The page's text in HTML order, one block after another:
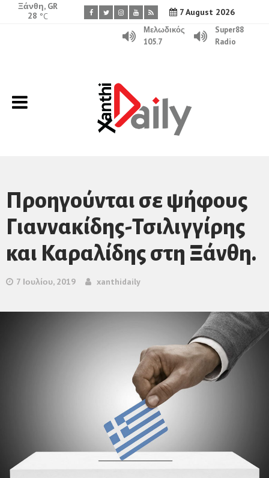
7 August 2026
Ξάνθη, GR
28 °C
Μελωδικός
105.7
Super88
Radio
Προηγούνται σε ψήφους
Γιαννακίδης-Τσιλιγγίρης
και Καραλίδης στη Ξάνθη.
7 Ιουλίου, 2019 xanthidaily